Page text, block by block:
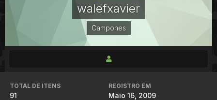
walefxavier
Campones
TOTAL DE ITENS
91
REGISTRO EM
Maio 16, 2009